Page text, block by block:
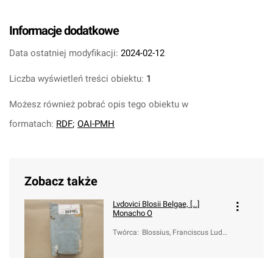
Informacje dodatkowe
Data ostatniej modyfikacji: 2024-02-12
Liczba wyświetleń treści obiektu: 1
Możesz również pobrać opis tego obiektu w
formatach: RDF; OAI-PMH
Zobacz także
Lvdovici Blosii Belgae, [...]
Monacho O
Twórca: Blossius, Franciscus Ludo